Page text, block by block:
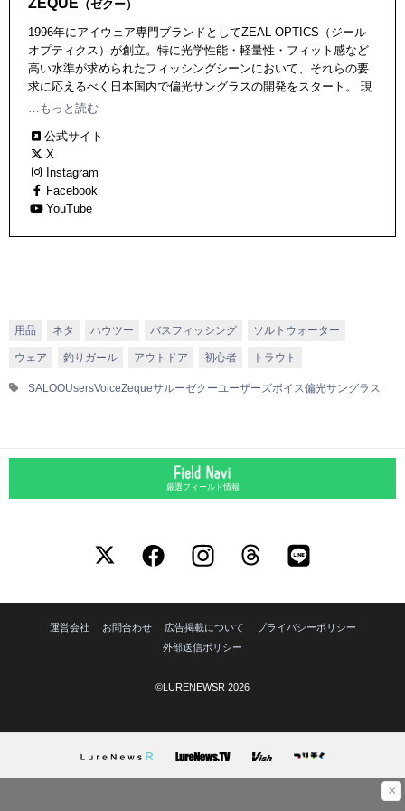
ZEQUE （ゼクー）
1996年にアイウェア専門ブランドとしてZEAL OPTICS（ジール
オプティクス）が創立。特に光学性能・軽量性・フィット感など
高い水準が求められたフィッシングシーンにおいて、それらの要
求に応えるべく日本国内で偏光サングラスの開発をスタート。 現
在では多くのプロフェッショナルアングラーに支持され「身に着
視野にZEAL OPTICS（ジールオプティクス）からZeque（ゼク
ー）へブランド名が刷新されている。
…もっと読む
公式サイト
X
Instagram
Facebook
YouTube
用品 ネタ ハウツー バスフィッシング ソルトウォーター
ウェア 釣りガール アウトドア 初心者 トラウト
SALOOUsersVoiceZequeサルーゼクー ユーザーズボイス偏光サングラス
×
厳選フィールド情報
運営会社 お問合わせ 広告掲載について
プライバシーポリシー
外部送信ポリシー
©LURENEWSR 2026